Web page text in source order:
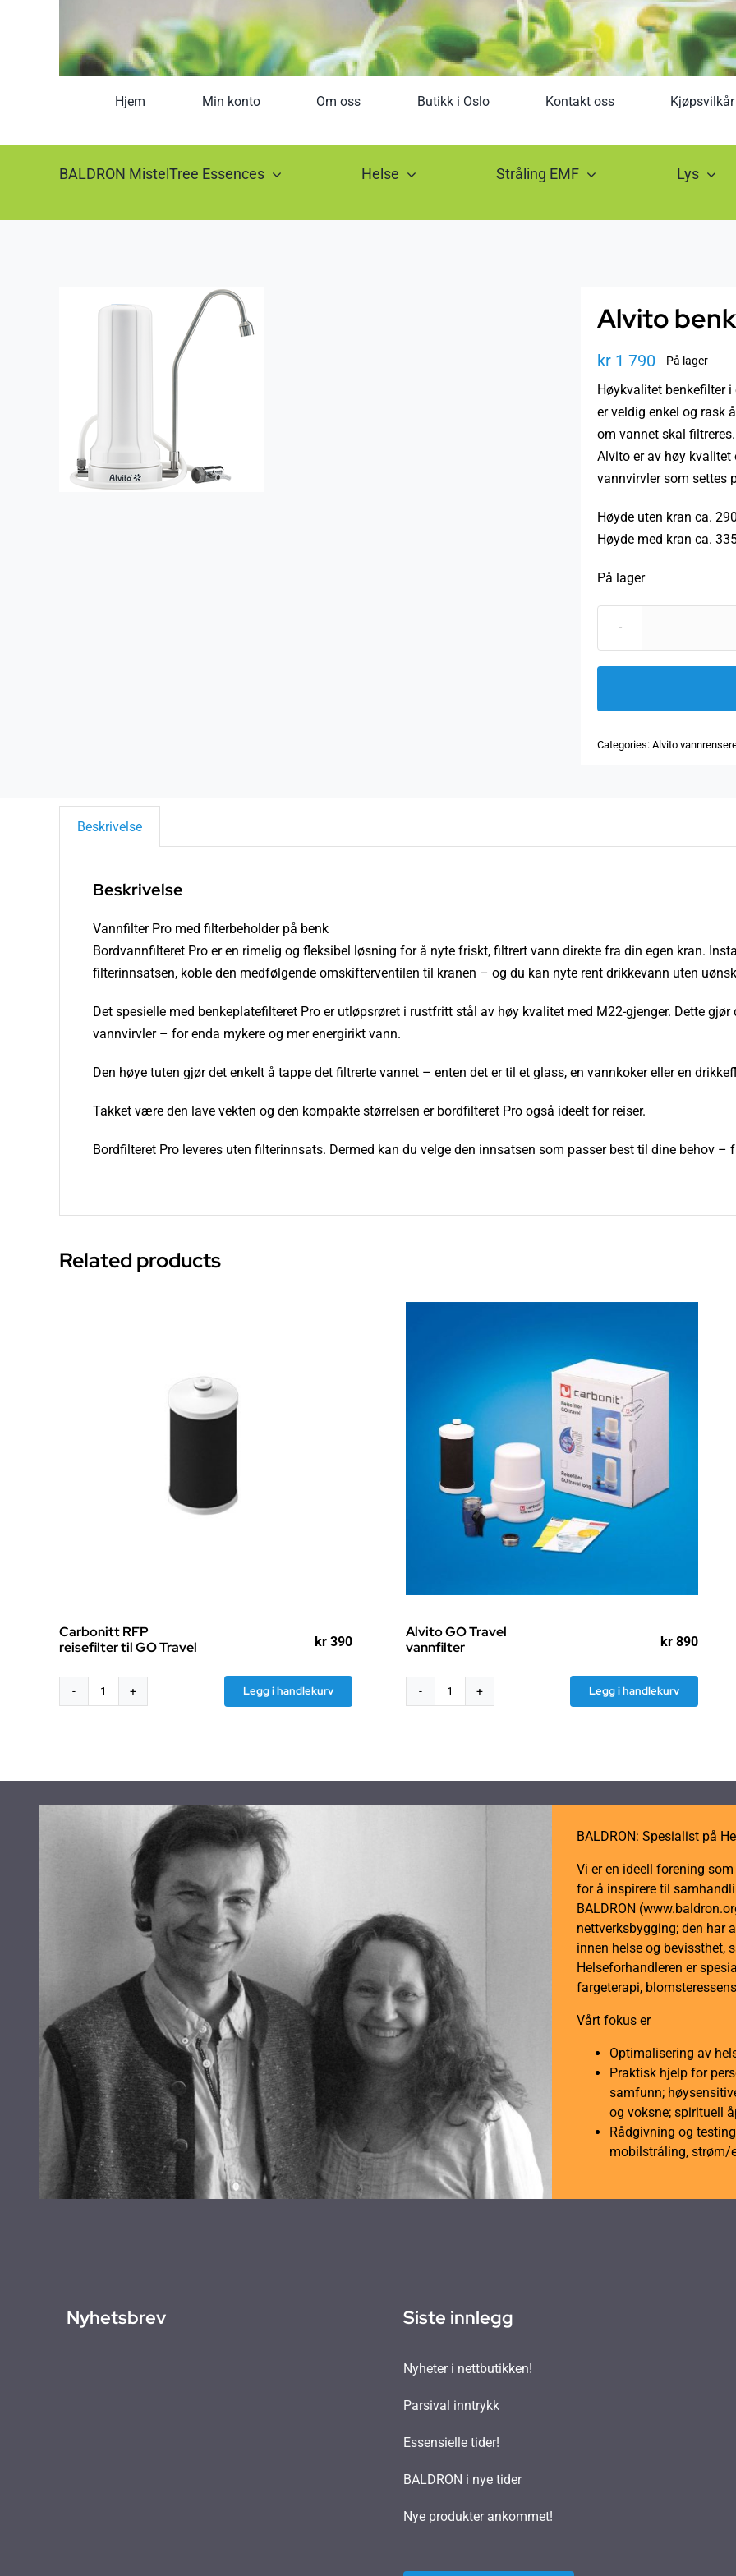
Hjem Min konto Om oss Butikk i Oslo Kontakt oss Kjøpsvilkår
BALDRON MistelTree Essences Helse Stråling EMF Lys
Alvito
kr 1 790 På lager
Høykvalitet benkefilter
er veldig enkel og rask
om vannet skal
Alvito er av høy kvalitet
vannvirvler som settes
Høyde uten kran ca.
Høyde med kran ca.
På lager
Categories: Alvito
Beskrivelse
Beskrivelse
Vannfilter Pro med filterbeholder på benk
Bordvannfilteret Pro er en rimelig og fleksibel løsning for å nyte friskt, filtrert vann direkte fra din egen kran.
filterinnsatsen, koble den medfølgende omskifterventilen til kranen – og du kan nyte rent drikkevann uten
Det spesielle med benkeplatefilteret Pro er utløpsrøret i rustfritt stål av høy kvalitet med M22-gjenger. Dette
vannvirvler – for enda mykere og mer energirikt vann.
Den høye tuten gjør det enkelt å tappe det filtrerte vannet – enten det er til et glass, en vannkoker eller en
Takket være den lave vekten og den kompakte størrelsen er bordfilteret Pro også ideelt for reiser.
Bordfilteret Pro leveres uten filterinnsats. Dermed kan du velge den innsatsen som passer best til dine behov –
Related products
Carbonitt RFP
reisefilter til GO Travel
kr390
Carbonitt
Legg i handlekurv
Alvito GO Travel
vannfilter
kr 890
Alvito
Legg i handlekurv
BALDRON: Spesialist på
Vi er en ideell forening
for å inspirere til
BALDRON
nettverksbygging; den har
innen helse og bevissthet,
Helseforhandleren er
fargeterapi,
Vårt fokus er
Optimalisering av
Praktisk hjelp for
samfunn;
og voksne; spirituell
Rådgivning og
mobilstråling, strøm/
Nyhetsbrev Siste innlegg
Nyheter i nettbutikken!
Parsival inntrykk
Essensielle tider!
BALDRON i nye tider
Nye produkter ankommet!